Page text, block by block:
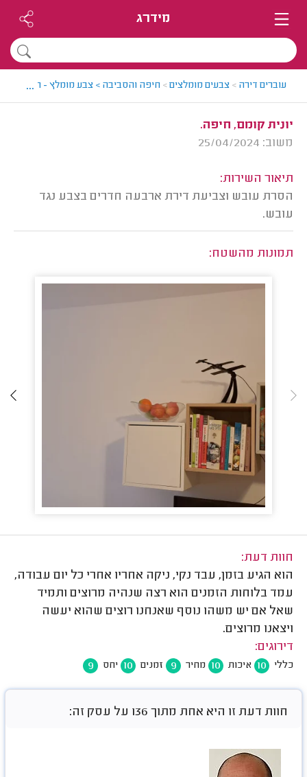
מידרג
עוברים דירה > צבעים מומלצים> חיפה והסביבה > צבע מומלץ - תומר
...
יונית קומם, חיפה.
משוב: 25/04/2024
תיאור השירות:
הסרת עובש וצביעת דירת ארבעה חדרים בצבע נגד
עובש.
תמונות מהשטח:
חוות דעת:
הוא הגיע בזמן, עבד נקי, ניקה אחריו אחרי כל יום עבודה,
עמד בלוחות הזמנים הוא רצה שנהיה מרוצים ותמיד
שאל אם יש משהו נוסף שאנחנו רוצים שהוא יעשה
ויצאנו מרוצים.
דירוגים:
כללי 10 איכות 10 מחיר 9 זמנים 10 יחס 9
חוות דעת זו היא אחת מתוך 136 על עסק זה: